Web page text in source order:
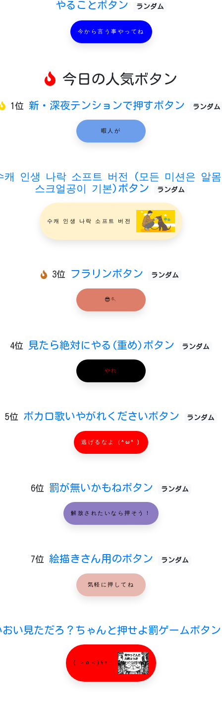
やることボタン ランダム
今から言う事やってね
今日の人気ボタン
1位 新・深夜テンションで押すボタン ランダム
暇人が
캐 인생 나락 소프트 버전 (모든 미션은 알
스크얼공이 기본)ボタン
ランダム
수캐 인생 나락 소프트 버전
3位 フラリンボタン ランダム
😎🪡
4位 見たら絶対にやる(重め)ボタン ランダム
やれ
5位 ボカロ歌いやがれくださいボタン ランダム
逃げるなよ（^ω^ )
6位 罰が無いかもねボタン ランダム
解放されたいなら押そう！
7位 絵描きさん用のボタン ランダム
気軽に押してね
おい見ただろ？ちゃんと押せよ罰ゲームボタン
( ＞o＜)ｷｬｰ